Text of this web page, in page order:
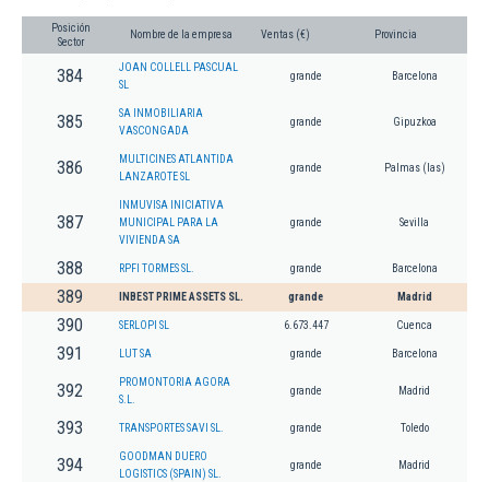
Posición
Sector
Nombre de la empresa Ventas (€) Provincia
384
JOAN COLLELL PASCUAL
SL
grande Barcelona
385
SA INMOBILIARIA
VASCONGADA
grande Gipuzkoa
386
MULTICINES ATLANTIDA
LANZAROTE SL
grande Palmas (las)
387
INMUVISA INICIATIVA
MUNICIPAL PARA LA
VIVIENDA SA
grande Sevilla
388 RPFI TORMES SL. grande Barcelona
389 INBEST PRIME ASSETS SL. grande Madrid
390 SERLOPI SL 6.673.447 Cuenca
391 LUT SA grande Barcelona
392
PROMONTORIA AGORA
S.L.
grande Madrid
393 TRANSPORTES SAVI SL. grande Toledo
394
GOODMAN DUERO
LOGISTICS (SPAIN) SL.
grande Madrid